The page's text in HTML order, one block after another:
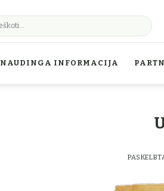
NAUDINGA INFORMACIJA